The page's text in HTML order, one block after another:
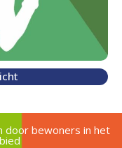
door bewoners in het